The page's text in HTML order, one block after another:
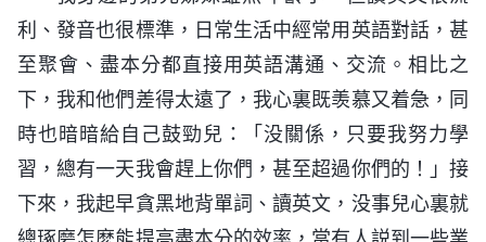
利、發音也很標準，日常生活中經常用英語對話，甚
至聚會、盡本分都直接用英語溝通、交流。相比之
下，我和他們差得太遠了，我心裏既羡慕又着急，同
時也暗暗給自己鼓勁兒：「没關係，只要我努力學
習，總有一天我會趕上你們，甚至超過你們的！」接
下來，我起早貪黑地背單詞、讀英文，没事兒心裏就